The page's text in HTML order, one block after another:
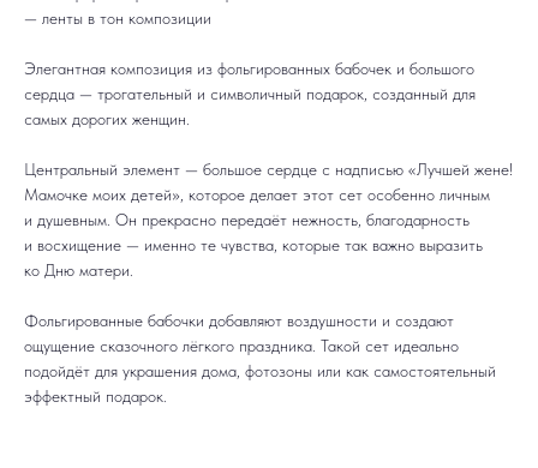
— ленты в тон композиции
Элегантная композиция из фольгированных бабочек и большого
сердца — трогательный и символичный подарок, созданный для
самых дорогих женщин.
Центральный элемент — большое сердце с надписью «Лучшей жене!
Мамочке моих детей», которое делает этот сет особенно личным
и душевным. Он прекрасно передаёт нежность, благодарность
и восхищение — именно те чувства, которые так важно выразить
ко Дню матери.
Фольгированные бабочки добавляют воздушности и создают
ощущение сказочного лёгкого праздника. Такой сет идеально
подойдёт для украшения дома, фотозоны или как самостоятельный
эффектный подарок.
ДОСТАВКА
КАТАЛОГ
Для девушек
Для мужчин
Цифры
Хиты продаж
Акции
ИНФОРМАЦИЯ
Доставка и оплата
Акции
Гарантия и возврат
Наши работы
Отзывы
РАБОТАЕМ ЕЖЕДНЕВНО
+7 952 678‑05‑55
ТЮМЕНЬ, УЛ. МУРАВЛЕНКО Д. 13
Смотреть в 2ГИССмотреть в Яндекс
МЫ ОНЛАЙН